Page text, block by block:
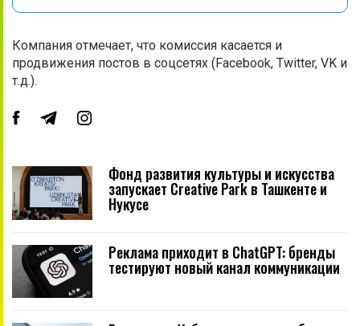
Компания отмечает, что комиссия касается и
продвижения постов в соцсетях (Facebook, Twitter, VK и
т.д.).
Фонд развития культуры и искусства
запускает Creative Park в Ташкенте и
Нукусе
Реклама приходит в ChatGPT: бренды
тестируют новый канал коммуникации